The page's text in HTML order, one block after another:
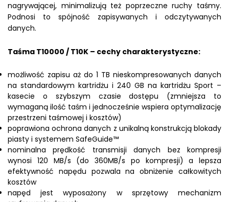
nagrywającej, minimalizują też poprzeczne ruchy taśmy.
Podnosi to spójność zapisywanych i odczytywanych
danych.
Taśma T10000 / T10K – cechy charakterystyczne:
możliwość zapisu aż do 1 TB nieskompresowanych danych
na standardowym kartridżu i 240 GB na kartridżu Sport –
kasecie o szybszym czasie dostępu (zmniejsza to
wymaganą ilość taśm i jednocześnie wspiera optymalizację
przestrzeni taśmowej i kosztów)
poprawiona ochrona danych z unikalną konstrukcją blokady
piasty i systemem SafeGuide™
nominalna prędkość transmisji danych bez kompresji
wynosi 120 MB/s (do 360MB/s po kompresji) a lepsza
efektywność napędu pozwala na obniżenie całkowitych
kosztów
napęd jest wyposażony w sprzętowy mechanizm